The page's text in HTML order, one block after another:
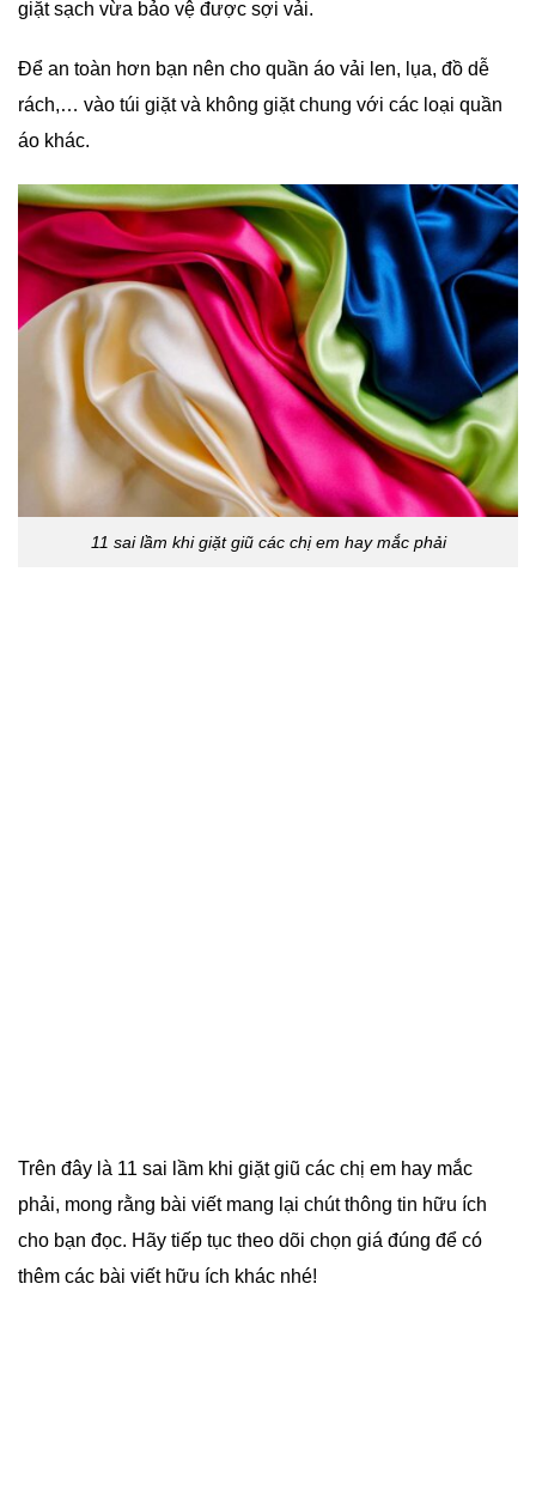
giặt sạch vừa bảo vệ được sợi vải.
Để an toàn hơn bạn nên cho quần áo vải len, lụa, đồ dễ
rách,… vào túi giặt và không giặt chung với các loại quần
áo khác.
11 sai lầm khi giặt giũ các chị em hay mắc phải
Trên đây là 11 sai lầm khi giặt giũ các chị em hay mắc
phải, mong rằng bài viết mang lại chút thông tin hữu ích
cho bạn đọc. Hãy tiếp tục theo dõi chọn giá đúng để có
thêm các bài viết hữu ích khác nhé!